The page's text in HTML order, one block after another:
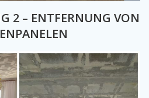
2 – ENTFERNUNG VON